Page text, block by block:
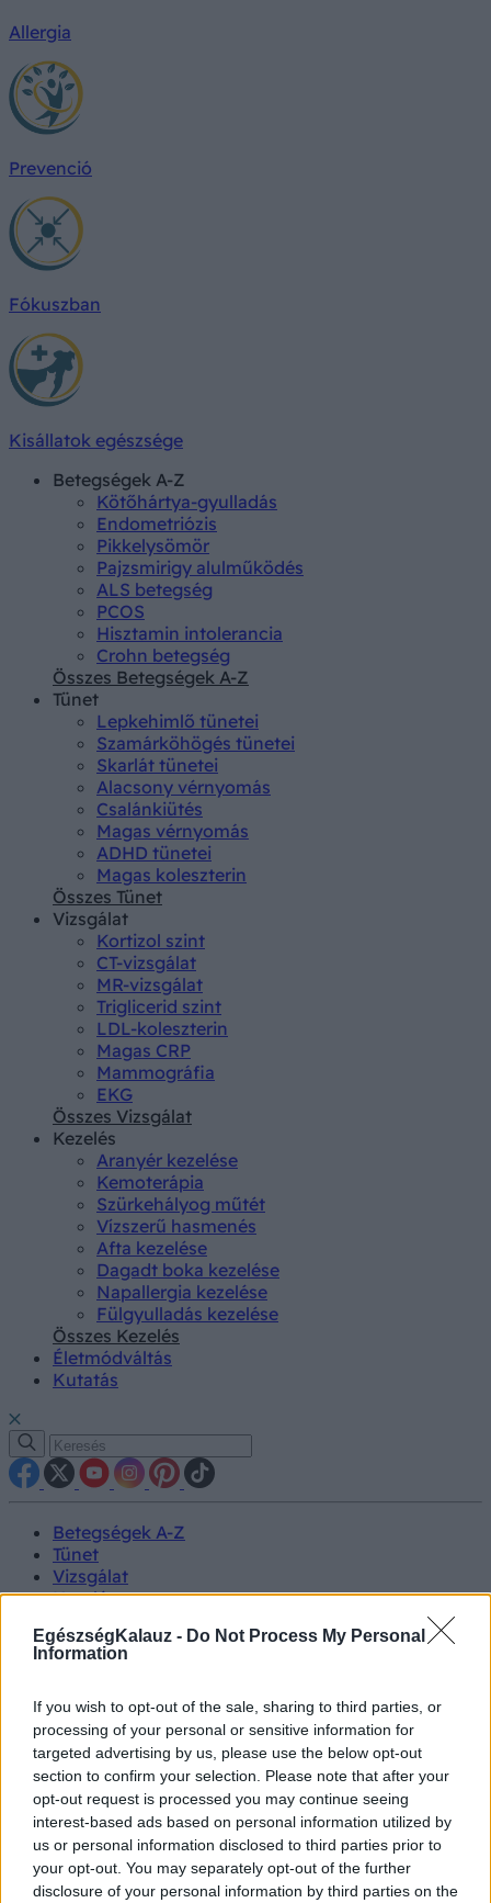
EgészségKalauz - Do Not Process My Personal
Information
If you wish to opt-out of the sale, sharing to third parties, or
processing of your personal or sensitive information for
targeted advertising by us, please use the below opt-out
section to confirm your selection. Please note that after your
opt-out request is processed you may continue seeing
interest-based ads based on personal information utilized by
us or personal information disclosed to third parties prior to
your opt-out. You may separately opt-out of the further
disclosure of your personal information by third parties on the
Allergia
Prevenció
Fókuszban
Kisállatok egészsége
Betegségek A-Z
Kötőhártya-gyulladás
Endometriózis
Pikkelysömör
Pajzsmirigy alulműködés
ALS betegség
PCOS
Hisztamin intolerancia
Crohn betegség
Összes Betegségek A-Z
Tünet
Lepkehimlő tünetei
Szamárköhögés tünetei
Skarlát tünetei
Alacsony vérnyomás
Csalánkiütés
Magas vérnyomás
ADHD tünetei
Magas koleszterin
Összes Tünet
Vizsgálat
Kortizol szint
CT-vizsgálat
MR-vizsgálat
Triglicerid szint
LDL-koleszterin
Magas CRP
Mammográfia
EKG
Összes Vizsgálat
Kezelés
Aranyér kezelése
Kemoterápia
Szürkehályog műtét
Vízszerű hasmenés
Afta kezelése
Dagadt boka kezelése
Napallergia kezelése
Fülgyulladás kezelése
Összes Kezelés
Életmódváltás
Kutatás
Betegségek A-Z
Tünet
Vizsgálat
Kezelés
Kutatás
Prevenció
Videók
Kisállatok egészsége
#allergia #influenza#cukorbetegség
#orvosmeteorológia#vérnyomás #stroke#rákbetegség
#pajzsmirigy#reflux#ekcéma#herpesz
Regisztráció